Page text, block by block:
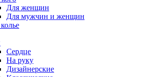
Для женщин
Для мужчин и женщин
Сердце
На руку
Дизайнерские